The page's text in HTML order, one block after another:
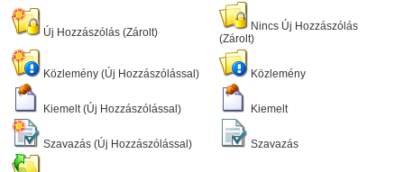
Új Hozzászólás (Zárolt)
Nincs Új Hozzászólás
(Zárolt)
Közlemény (Új Hozzászólással) Közlemény
Kiemelt (Új Hozzászólással) Kiemelt
Szavazás (Új Hozzászólással) Szavazás